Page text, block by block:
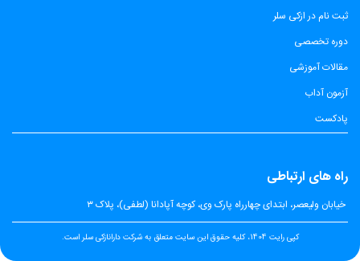
ثبت نام در ازکی سلر
دوره تخصصی
مقالات آموزشی
آزمون آداب
پادکست
راه های ارتباطی
خیابان ولیعصر، ابتدای چهارراه پارک وی، کوچه آپادانا (لطفی)، پلاک ۳
کپی رایت 1404، کلیه حقوق این سایت متعلق به شرکت دارانازکی سلر است.